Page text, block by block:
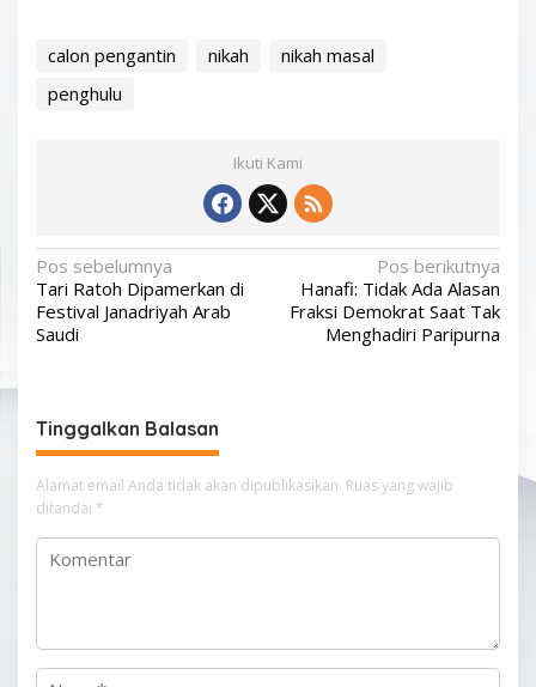
calon pengantin nikah
nikah masal
penghulu
Ikuti Kami
N
a
v
a
s
i
p
o
Pos sebelumnya
Tari Ratoh Dipamerkan di
Festival Janadriyah Arab
Saudi
Pos berikutnya
Hanafi: Tidak Ada Alasan
Fraksi Demokrat Saat Tak
Menghadiri Paripurna
Tinggalkan Balasan
Alamat email Anda tidak akan dipublikasikan. Ruas yang wajib
ditandai *